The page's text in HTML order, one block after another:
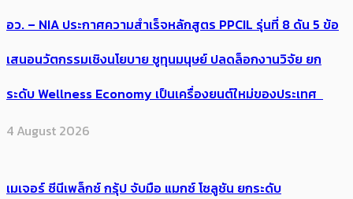
อว. – NIA ประกาศความสำเร็จหลักสูตร PPCIL รุ่นที่ 8 ดัน 5 ข้อ
เสนอนวัตกรรมเชิงนโยบาย ชูทุนมนุษย์ ปลดล็อกงานวิจัย ยก
ระดับ Wellness Economy เป็นเครื่องยนต์ใหม่ของประเทศ
4 August 2026
เมเจอร์ ซีนีเพล็กซ์ กรุ้ป จับมือ แมกซ์ โซลูชัน ยกระดับ